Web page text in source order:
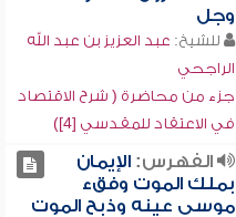
وجل
للشيخ: عبد العزيز بن عبد الله
الراجحي
جزء من محاضرة ( شرح الاقتصاد
في الاعتقاد للمقدسي [4])
الفهرس:الإيمان
بملك الموت وفقء
موسى عينه وذبح الموت